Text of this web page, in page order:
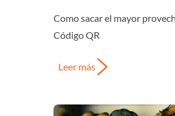
Como sacar el mayor
Código QR
Leer más